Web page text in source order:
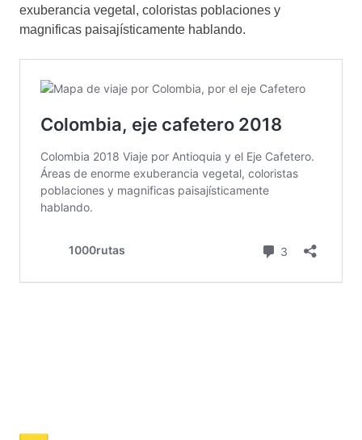
exuberancia vegetal, coloristas poblaciones y
magnificas paisajísticamente hablando.